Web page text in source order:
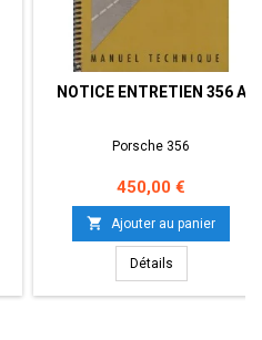
NOTICE ENTRETIEN 356 A
Porsche 356
Prix
450,00 €
 Ajouter au panier
Détails